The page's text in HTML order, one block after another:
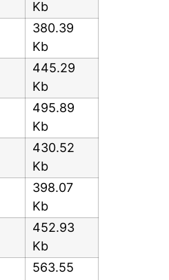
Kb
380.39
Kb
445.29
Kb
495.89
Kb
430.52
Kb
398.07
Kb
452.93
Kb
563.55